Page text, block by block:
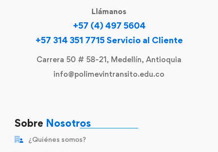
Llámanos
+57 (4) 497 5604
+57 314 351 7715 Servicio al Cliente
Carrera 50 # 58-21, Medellín, Antioquia
info@polimevintransito.edu.co
Sobre Nosotros
¿Quiénes somos?